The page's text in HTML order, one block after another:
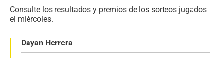
Consulte los resultados y premios de los sorteos jugados
el miércoles.
Dayan Herrera